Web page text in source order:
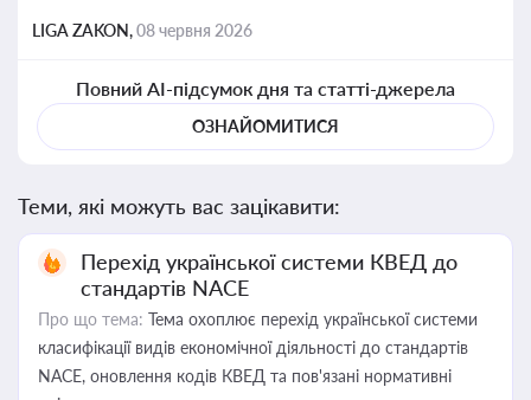
LIGA ZAKON,08 червня 2026
Повний AI-підсумок дня та статті-джерела
ОЗНАЙОМИТИСЯ
Теми, які можуть вас зацікавити:
Перехід української системи КВЕД до
стандартів NACE
Про що тема: Тема охоплює перехід української системи
класифікації видів економічної діяльності до стандартів
NACE, оновлення кодів КВЕД та пов'язані нормативні